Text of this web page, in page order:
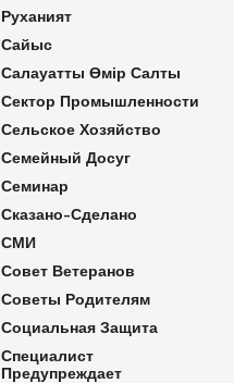
Руханият
Сайыс
Салауатты Өмір Салты
Сектор Промышленности
Сельское Хозяйство
Семейный Досуг
Семинар
Сказано-Сделано
СМИ
Совет Ветеранов
Советы Родителям
Социальная Защита
Специалист
Предупреждает